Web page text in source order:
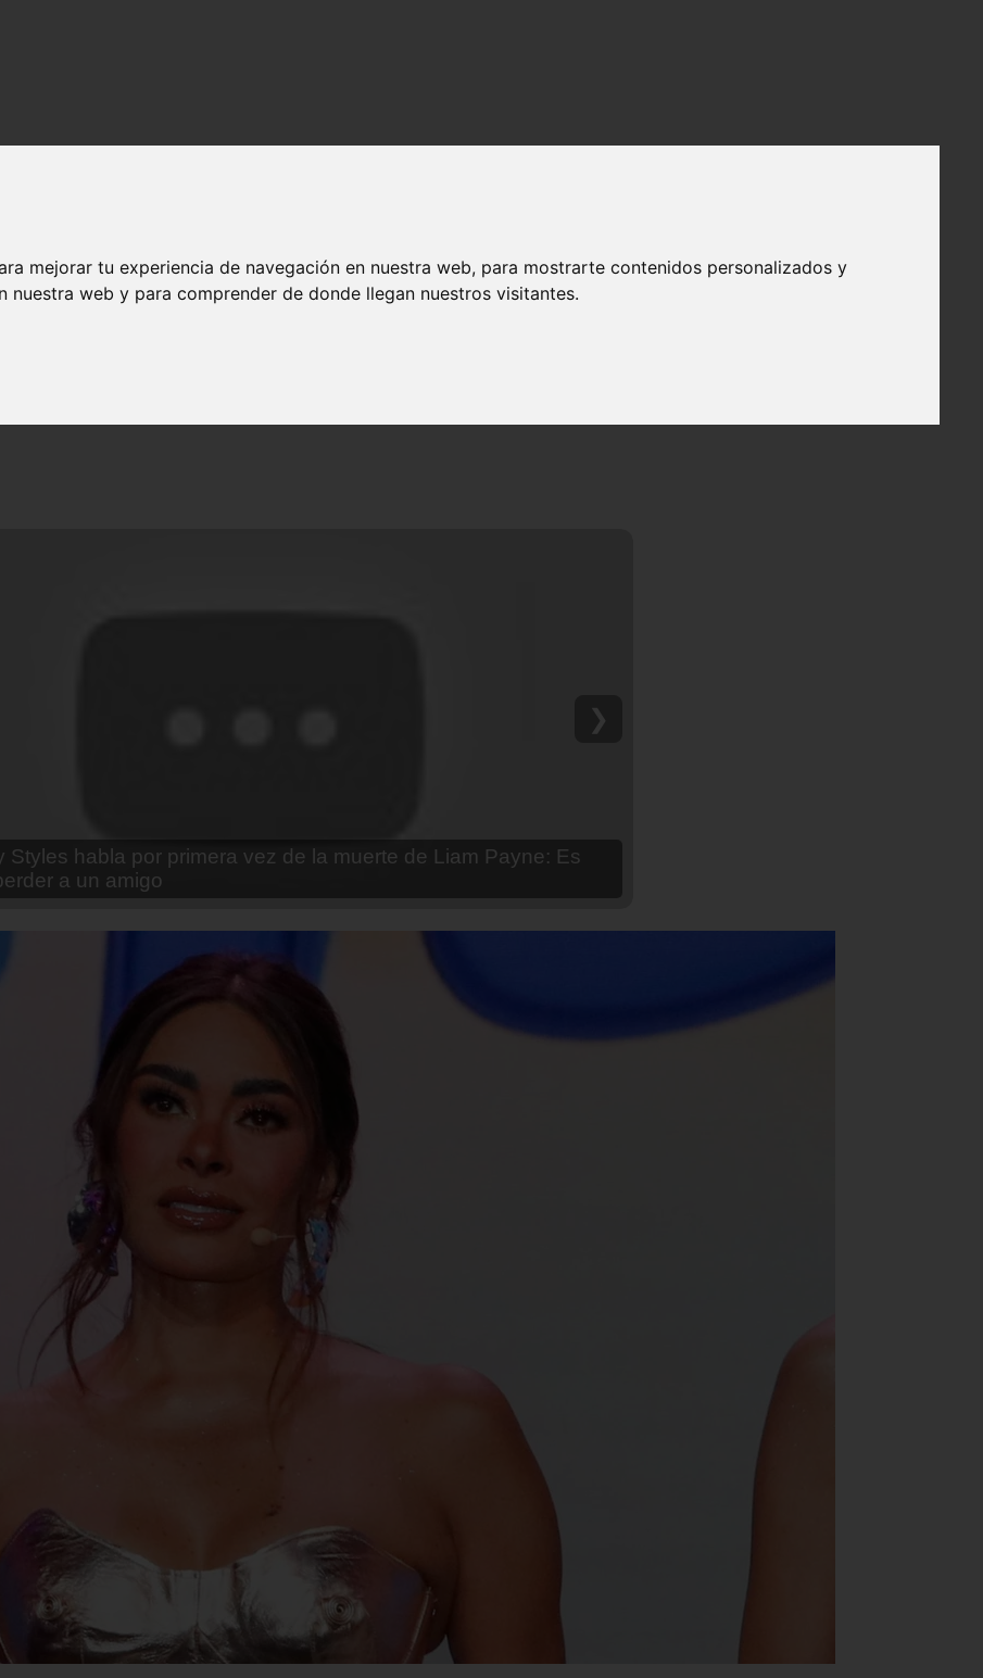
mejorar tu experiencia de navegación en nuestra web, para mostrarte contenidos personalizados y
nuestra web y para comprender de donde llegan nuestros visitantes.
Contreras y la firme promesa que le hizo a su hija Aria
❯